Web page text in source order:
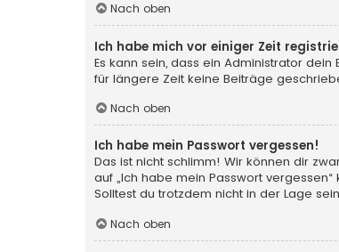
Nach oben
Ich habe mich vor einiger Zeit
Es kann sein, dass ein Administrator
für längere Zeit keine Beiträge
Nach oben
Ich habe mein Passwort vergessen!
Das ist nicht schlimm! Wir können dir
auf „Ich habe mein Passwort
Solltest du trotzdem nicht in der Lage
Nach oben